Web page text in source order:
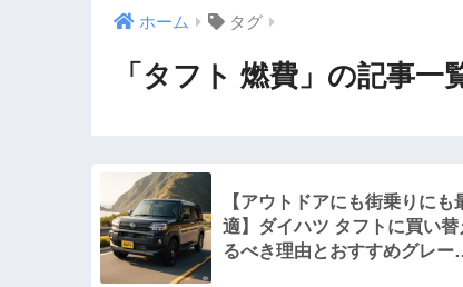
ホーム タグ
「タフト 燃費」の記事一
【アウトドアにも街乗りにも
適】ダイハツ タフトに買い替
るべき理由とおすすめグレー